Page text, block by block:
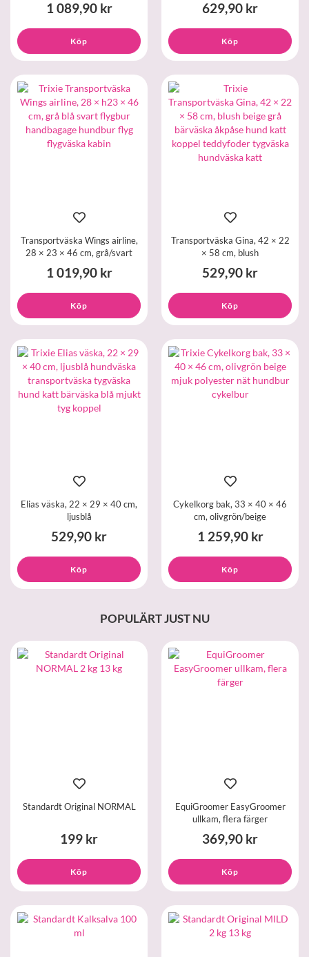
1 089,90 kr
Köp
629,90 kr
Köp
Transportväska Wings airline,
28 × 23 × 46 cm, grå/svart
1 019,90 kr
Köp
Transportväska Gina, 42 × 22
× 58 cm, blush
529,90 kr
Köp
Elias väska, 22 × 29 × 40 cm,
ljusblå
529,90 kr
Köp
Cykelkorg bak, 33 × 40 × 46
cm, olivgrön/beige
1 259,90 kr
Köp
POPULÄRT JUST NU
Standardt Original NORMAL
199 kr
Köp
EquiGroomer EasyGroomer
ullkam, flera färger
369,90 kr
Köp